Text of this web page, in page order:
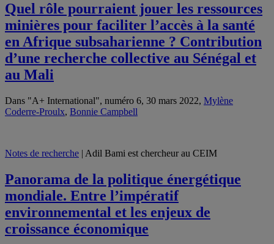
Quel rôle pourraient jouer les ressources
minières pour faciliter l’accès à la santé
en Afrique subsaharienne ? Contribution
d’une recherche collective au Sénégal et
au Mali
Dans "A+ International", numéro 6, 30 mars 2022, Mylène
Coderre-Proulx, Bonnie Campbell
Notes de recherche | Adil Bami est chercheur au CEIM
Panorama de la politique énergétique
mondiale. Entre l’impératif
environnemental et les enjeux de
croissance économique